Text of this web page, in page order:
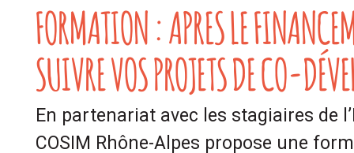
FORMATION : APRES LE
SUIVRE VOS PROJETS DE CO-
En partenariat avec les stagiaires de
COSIM Rhône-Alpes propose une